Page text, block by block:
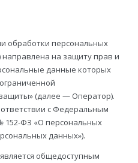
обработки персональных
на защиту прав и
данные которых
(далее — Оператор).
с Федеральным
152-ФЗ «О персональных
данных»).
общедоступным